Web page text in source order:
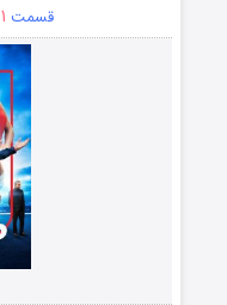
قسمت ۱ (زیرنویس)